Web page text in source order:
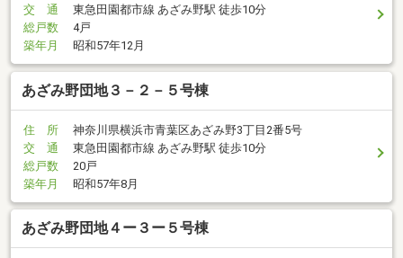
交 通
東急田園都市線 あざみ野駅 徒歩10分
総戸数
4戸
築年月
昭和57年12月
あざみ野団地３－２－５号棟
住 所
神奈川県横浜市青葉区あざみ野3丁目2番5号
交 通
東急田園都市線 あざみ野駅 徒歩10分
総戸数
20戸
築年月
昭和57年8月
あざみ野団地４ー３ー５号棟